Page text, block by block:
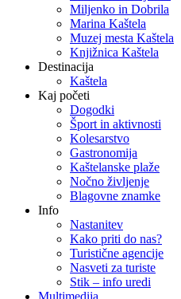
Miljenko in Dobrila
Marina Kaštela
Muzej mesta Kaštela
Knjižnica Kaštela
Destinacija
Kaštela
Kaj početi
Dogodki
Šport in aktivnosti
Kolesarstvo
Gastronomija
Kaštelanske plaže
Nočno življenje
Blagovne znamke
Info
Nastanitev
Kako priti do nas?
Turistične agencije
Nasveti za turiste
Stik – info uredi
Multimedija